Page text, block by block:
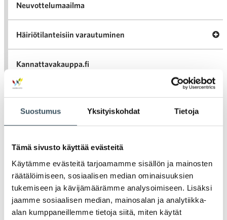
Suostumus Yksityiskohdat Tietoja
Tämä sivusto käyttää evästeitä
Käytämme evästeitä tarjoamamme sisällön ja mainosten
räätälöimiseen, sosiaalisen median ominaisuuksien
tukemiseen ja kävijämäärämme analysoimiseen. Lisäksi
jaamme sosiaalisen median, mainosalan ja analytiikka-
alan kumppaneillemme tietoja siitä, miten käytät
Neuvottelumaailma
Häiriötilanteisiin varautuminen
Kannattavakauppa.fi
Ajankohtaista Kaupan liitossa
Julkaisut
Medialle
Seuraa toimintaamme